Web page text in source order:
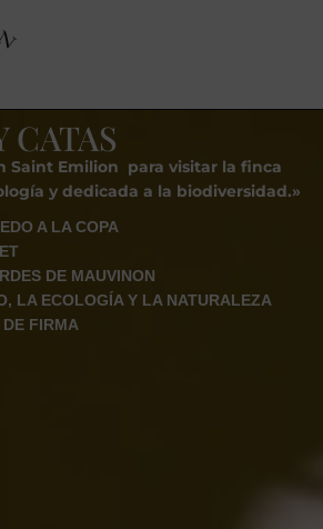
CATAS
Saint Emilion para visitar la finca
y dedicada a la biodiversidad.»
A LA COPA
DE MAUVINON
LA ECOLOGÍA Y LA NATURALEZA
FIRMA